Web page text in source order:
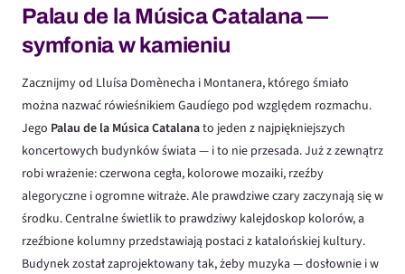
Palau de la Música Catalana —
symfonia w kamieniu
Zacznijmy od Lluísa Domènecha i Montanera, którego śmiało
można nazwać rówieśnikiem Gaudíego pod względem rozmachu.
Jego Palau de la Música Catalanato jeden z najpiękniejszych
koncertowych budynków świata — i to nie przesada. Już z zewnątrz
robi wrażenie: czerwona cegła, kolorowe mozaiki, rzeźby
alegoryczne i ogromne witraże. Ale prawdziwe czary zaczynają się w
środku. Centralne świetlik to prawdziwy kalejdoskop kolorów, a
rzeźbione kolumny przedstawiają postaci z katalońskiej kultury.
Budynek został zaprojektowany tak, żeby muzyka — dosłownie i w